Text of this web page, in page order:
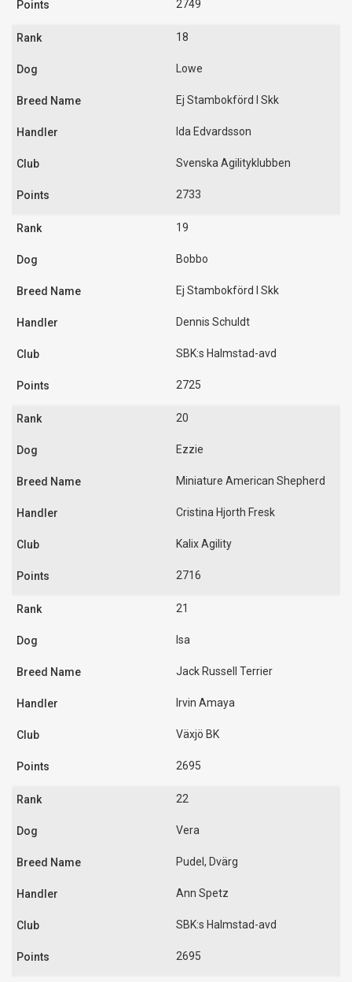
2749
18
Lowe
Ej Stambokförd I Skk
Ida Edvardsson
Svenska Agilityklubben
2733
19
Bobbo
Ej Stambokförd I Skk
Dennis Schuldt
SBK:s Halmstad-avd
2725
20
Ezzie
Miniature American Shepherd
Cristina Hjorth Fresk
Kalix Agility
2716
21
Isa
Jack Russell Terrier
Irvin Amaya
Växjö BK
2695
22
Vera
Pudel, Dvärg
Ann Spetz
SBK:s Halmstad-avd
2695